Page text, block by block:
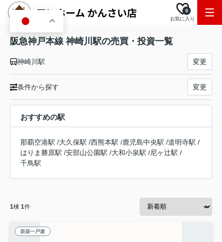
お気に入り
0
阪急神戸本線 神崎川駅の売買・投資一覧
神崎川駅 変更
条件から探す 変更
おすすめの駅
那覇空港駅 /大久保駅 /西熊本駅 /鹿児島中央駅 /道明寺駅 /
はりま勝原駅 /安部山公園駅 /大和小泉駅 /尼ヶ辻駅 /
千鳥駅
1棟 1件
新築一戸建